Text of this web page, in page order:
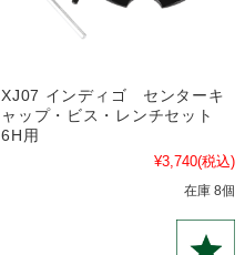
XJ07 インディゴ センターキ
ャップ・ビス・レンチセット
6H用
¥3,740(税込)
在庫 8個